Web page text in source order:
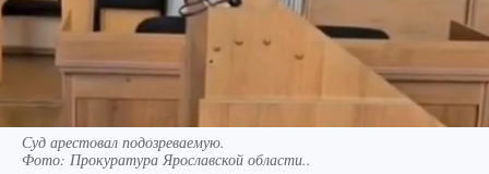
Суд арестовал подозреваемую.
Фото: Прокуратура Ярославской области..